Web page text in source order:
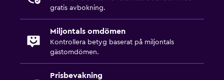
gratis avbokning.
Miljontals omdömen
Kontrollera betyg baserat på miljontals
gästomdömen.
Prisbevakning